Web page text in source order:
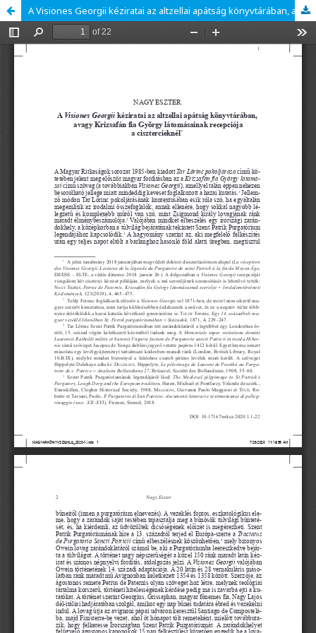
A Visiones Georgii kéziratai az altzellai apátság könyvtárában, avagy Krizsafán fia György látomásainak recepciója a cisztercieknél